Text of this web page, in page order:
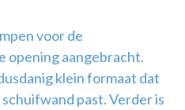
voor de
opening aangebracht.
klein formaat dat
past. Verder is